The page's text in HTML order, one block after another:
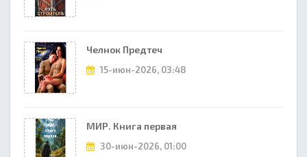
Челнок Предтеч
15-июн-2026, 03:48
МИР. Книга первая
30-июн-2026, 01:00